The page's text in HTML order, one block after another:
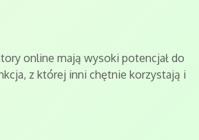
online mają wysoki potencjał do
z której inni chętnie korzystają i